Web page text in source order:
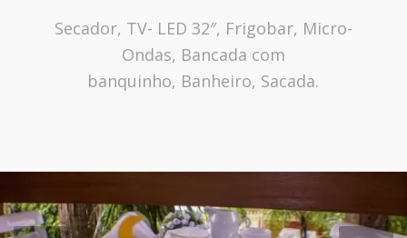
Secador, TV- LED 32″, Frigobar, Micro-
Ondas, Bancada com
banquinho, Banheiro, Sacada.